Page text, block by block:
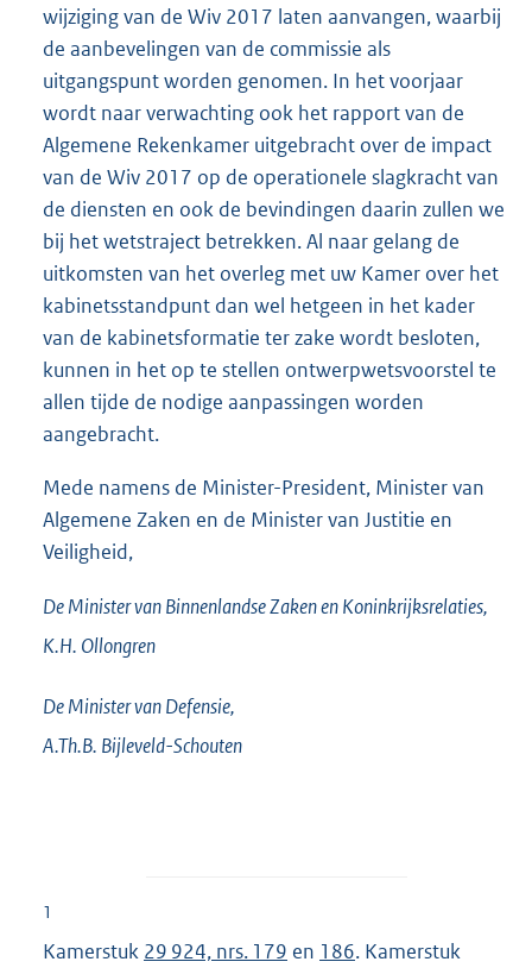
wijziging van de Wiv 2017 laten aanvangen, waarbij
de aanbevelingen van de commissie als
uitgangspunt worden genomen. In het voorjaar
wordt naar verwachting ook het rapport van de
Algemene Rekenkamer uitgebracht over de impact
van de Wiv 2017 op de operationele slagkracht van
de diensten en ook de bevindingen daarin zullen we
bij het wetstraject betrekken. Al naar gelang de
uitkomsten van het overleg met uw Kamer over het
kabinetsstandpunt dan wel hetgeen in het kader
van de kabinetsformatie ter zake wordt besloten,
kunnen in het op te stellen ontwerpwetsvoorstel te
allen tijde de nodige aanpassingen worden
aangebracht.
Mede namens de Minister-President, Minister van
Algemene Zaken en de Minister van Justitie en
Veiligheid,
De Minister van Binnenlandse Zaken en Koninkrijksrelaties,
K.H. Ollongren
De Minister van Defensie,
A.Th.B. Bijleveld-Schouten
1
Kamerstuk 29 924, nrs. 179 en 186. Kamerstuk